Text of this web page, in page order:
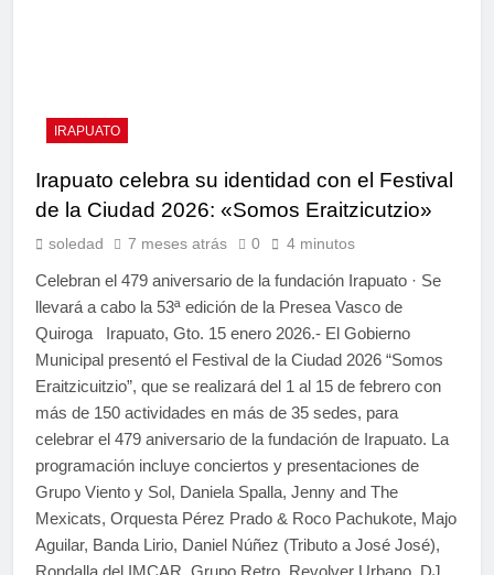
IRAPUATO
Irapuato celebra su identidad con el Festival
de la Ciudad 2026: «Somos Eraitzicutzio»
soledad 7 meses atrás 0 4 minutos
Celebran el 479 aniversario de la fundación Irapuato · Se
llevará a cabo la 53ª edición de la Presea Vasco de
Quiroga Irapuato, Gto. 15 enero 2026.- El Gobierno
Municipal presentó el Festival de la Ciudad 2026 “Somos
Eraitzicuitzio”, que se realizará del 1 al 15 de febrero con
más de 150 actividades en más de 35 sedes, para
celebrar el 479 aniversario de la fundación de Irapuato. La
programación incluye conciertos y presentaciones de
Grupo Viento y Sol, Daniela Spalla, Jenny and The
Mexicats, Orquesta Pérez Prado & Roco Pachukote, Majo
Aguilar, Banda Lirio, Daniel Núñez (Tributo a José José),
Rondalla del IMCAR, Grupo Retro, Revolver Urbano, DJ